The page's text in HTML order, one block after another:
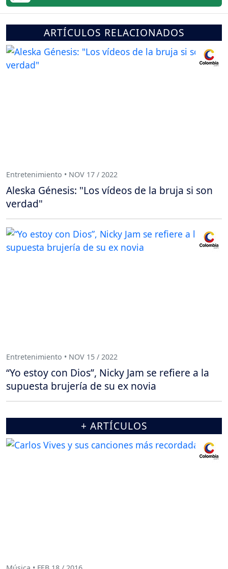
ARTÍCULOS RELACIONADOS
Entretenimiento • NOV 17 / 2022
Aleska Génesis: "Los vídeos de la bruja si son
verdad"
Entretenimiento • NOV 15 / 2022
“Yo estoy con Dios”, Nicky Jam se refiere a la
supuesta brujería de su ex novia
+ ARTÍCULOS